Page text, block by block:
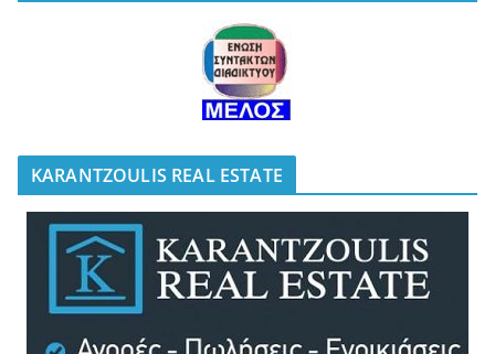
KARANTZOULIS REAL ESTATE